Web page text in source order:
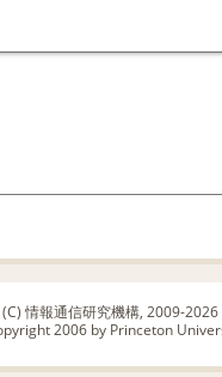
情報通信研究機構, 2009-2026
2006 by Princeton